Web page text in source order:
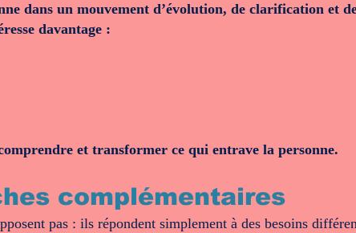
dans un mouvement d’évolution, de clarification et
davantage :
et transformer ce qui entrave la personne.
complémentaires
pas : ils répondent simplement à des besoins